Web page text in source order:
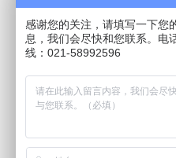
联系
公
24
电
传
感谢您的关注，请填写一下您
息，我们会尽快和您联系。电
线：021-58992596